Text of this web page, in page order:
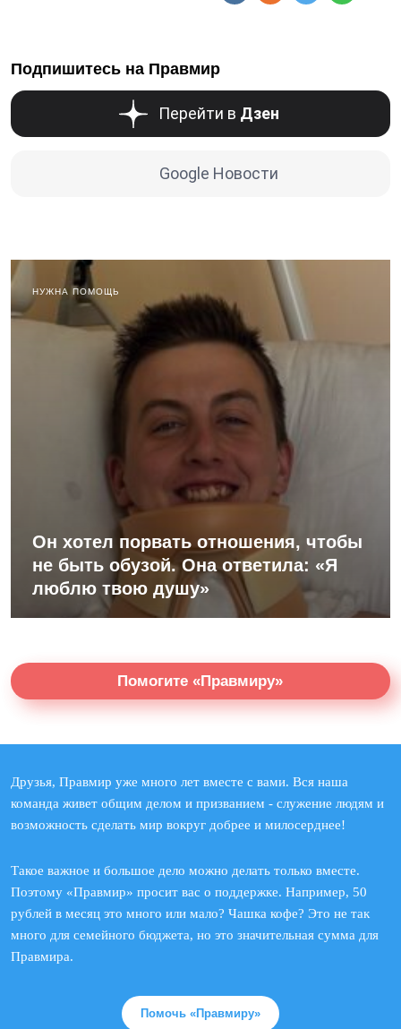
Подпишитесь на Правмир
Перейти в Дзен
Google Новости
НУЖНА ПОМОЩЬ
Он хотел порвать отношения, чтобы
не быть обузой. Она ответила: «Я
люблю твою душу»
Помогите «Правмиру»
Друзья, Правмир уже много лет вместе с вами. Вся наша
команда живет общим делом и призванием - служение людям и
возможность сделать мир вокруг добрее и милосерднее!
Такое важное и большое дело можно делать только вместе.
Поэтому «Правмир» просит вас о поддержке. Например, 50
рублей в месяц это много или мало? Чашка кофе? Это не так
много для семейного бюджета, но это значительная сумма для
Правмира.
Помочь «Правмиру»